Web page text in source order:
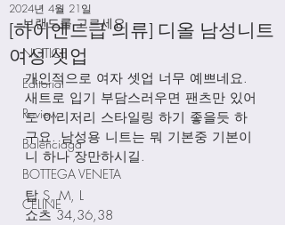
브랜드를 고르세요
NOTICE
Editorial
Review
Balenciaga
BOTTEGA VENETA
CELINE
[하이엔드급 의류] 디올 남성니트
여성 셋업
2024년 4월 21일
개인적으로 여자 셋업 너무 예쁘네요.
새트로 입기 부담스러우면 팬츠만 있어
도 이리저리 스타일링 하기 좋을듯 하
구요. 남성용 니트는 뭐 기본중 기본이
니 하나 장만하시길.
탑 S, M, L
쇼츠 34,36,38